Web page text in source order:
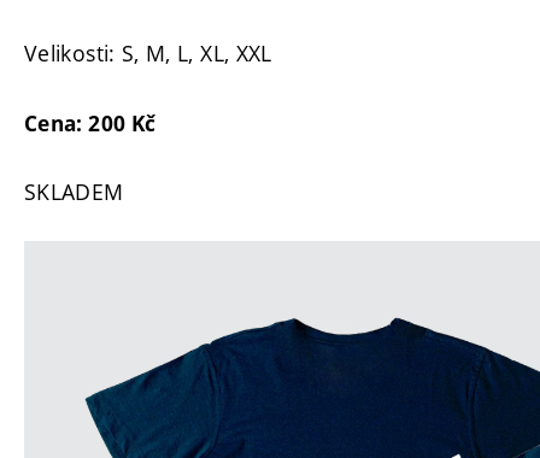
Velikosti: S, M, L, XL, XXL
Cena: 200 Kč
SKLADEM